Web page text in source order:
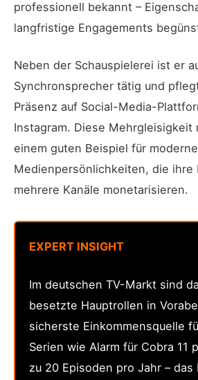
professionell bekannt –
langfristige Engagements
Neben der Schauspielerei ist er
Synchronsprecher tätig und
Präsenz auf Social-Media-
Instagram. Diese Mehrgleisigkeit
einem guten Beispiel für moderne
Medienpersönlichkeiten, die ihre
mehrere Kanäle monetarisieren.
EXPERT INSIGHT
Im deutschen TV-Markt sind
besetzte Hauptrollen in
sicherste Einkommensquelle
Serien wie Alarm für Cobra 11
zu 20 Episoden pro Jahr –